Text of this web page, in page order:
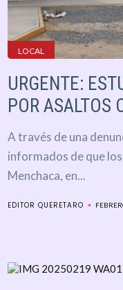
LOCAL
URGENTE:
POR ASALTOS
A través de una
informados de que
Menchaca, en...
EDITOR QUERETARO